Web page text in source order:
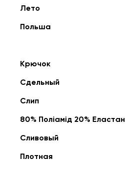
Лето
Польша
Крючок
Сдельный
Слип
80% Поліамід 20% Еластан
Сливовый
Плотная